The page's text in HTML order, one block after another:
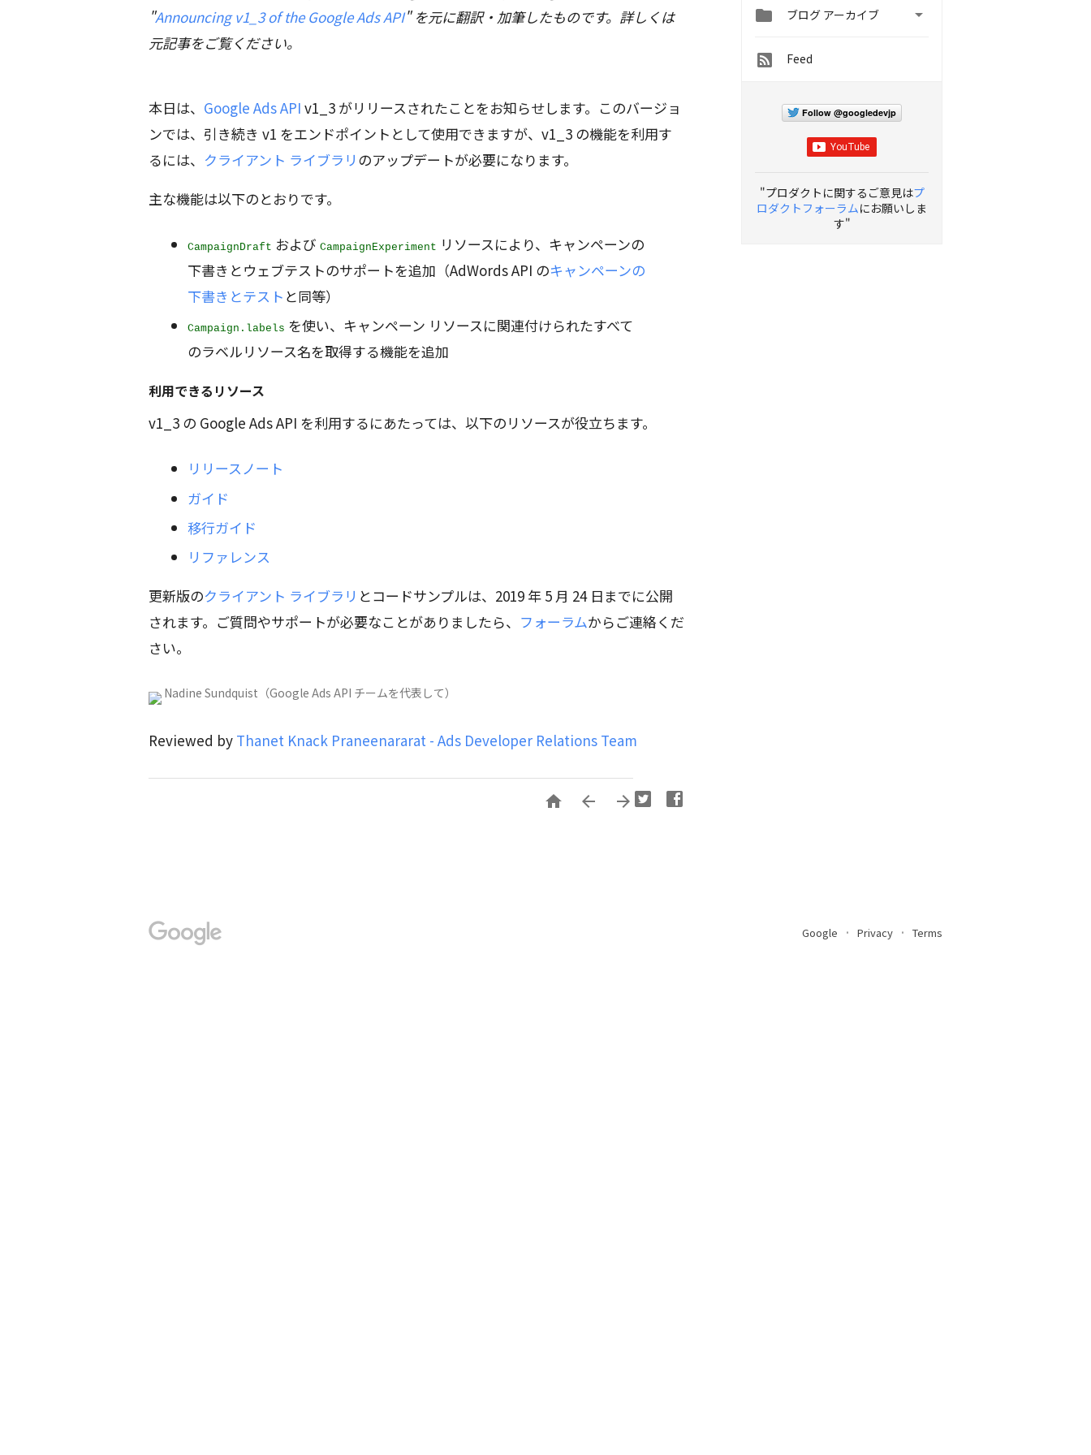
"Announcing v1_3 of the Google Ads API" を元に翻訳・加筆したものです。詳しくは
元記事をご覧ください。
本日は、 Google Ads API v1_3 がリリースされたことをお知らせします。このバージョ
ンでは、引き続き v1 をエンドポイントとして使用できますが、v1_3 の機能を利用す
るには、 クライアント ライブラリ のアップデートが必要になります。
主な機能は以下のとおりです。
CampaignDraft および CampaignExperiment リソースにより、キャンペーンの
下書きとウェブテストのサポートを追加（AdWords API のキャンペーンの
下書きとテスト と同等）
Campaign.labels を使い、キャンペーン リソースに関連付けられたすべて
のラベルリソース名を取得する機能を追加
利用できるリソース
v1_3 の Google Ads API を利用するにあたっては、以下のリソースが役立ちます。
リリースノート
ガイド
移行ガイド
リファレンス
更新版のクライアント ライブラリ とコードサンプルは、2019 年 5 月 24 日までに公開
されます。ご質問やサポートが必要なことがありましたら、 フォーラムからご連絡くだ
さい。
Nadine Sundquist（Google Ads API チームを代表して）
Reviewed by Thanet Knack Praneenararat - Ads Developer Relations Team
  
 ブログ アーカイブ 
Feed
Follow @googledevjp
"プロダクトに関するご意見はプ
ロダクトフォーラムにお願いしま
す"
Google Privacy Terms